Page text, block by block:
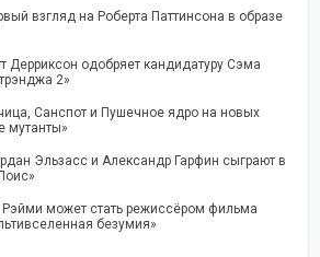
взгляд на Роберта Паттинсона в образе
Дерриксон одобряет кандидатуру Сэма
2»
Санспот и Пушечное ядро на новых
мутанты»
Эльзасс и Александр Гарфин сыграют в
может стать режиссёром фильма
безумия»